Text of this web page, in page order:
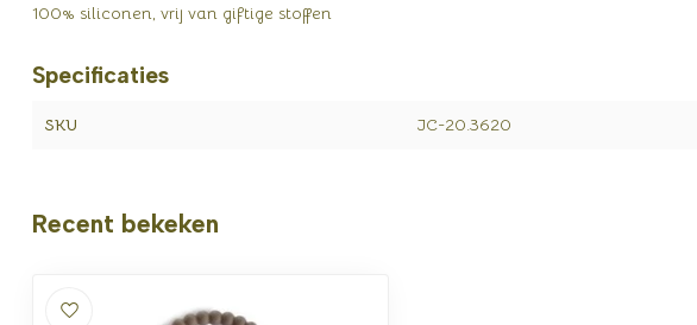
100% siliconen, vrij van giftige stoffen
Specificaties
SKU JC-20.3620
Recent bekeken